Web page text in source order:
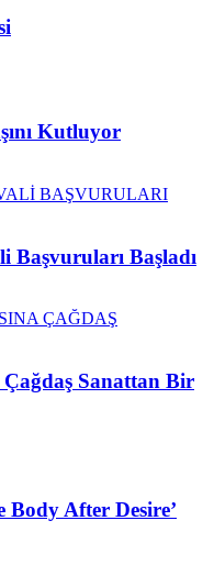
Kutluyor
Başvuruları Başladı
Çağdaş Sanattan Bir
Body After Desire’